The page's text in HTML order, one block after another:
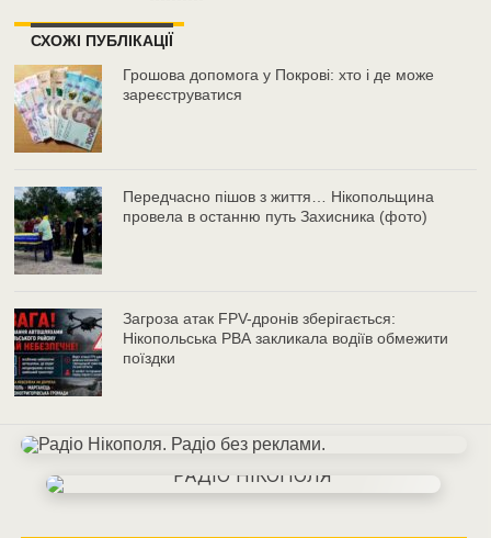
СХОЖІ ПУБЛІКАЦІЇ
Грошова допомога у Покрові: хто і де може
зареєструватися
Передчасно пішов з життя… Нікопольщина
провела в останню путь Захисника (фото)
Загроза атак FPV-дронів зберігається:
Нікопольська РВА закликала водіїв обмежити
поїздки